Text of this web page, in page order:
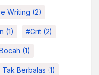
Writing (2)
(1) #grit (2)
(1)
Tak Berbalas (1)